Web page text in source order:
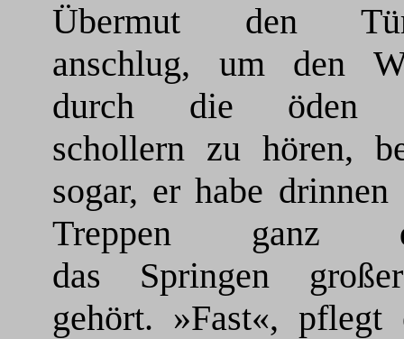
Übermut den
anschlug, um den
durch die öden
schollern zu hören,
sogar, er habe drinnen
Treppen ganz
das Springen
gehört. »Fast«, pflegt